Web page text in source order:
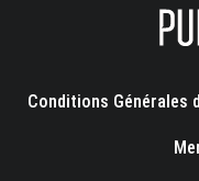
Conditions Générales